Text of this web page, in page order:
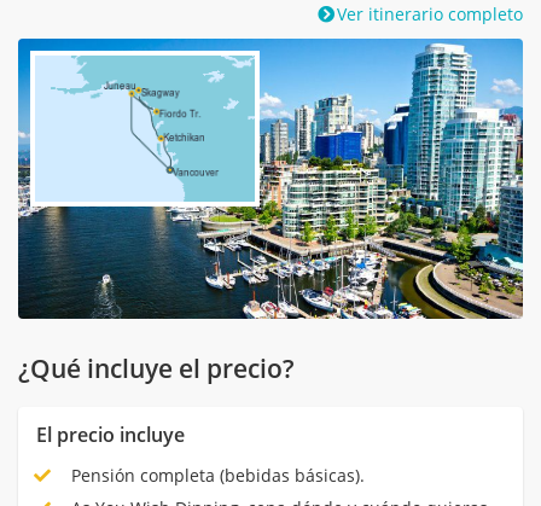
Ver itinerario completo
¿Qué incluye el precio?
El precio incluye
Pensión completa (bebidas básicas).